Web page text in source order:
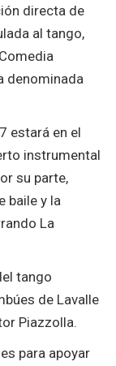
directa de
al tango,
denominada
estará en el
instrumental
su parte,
baile y la
La
tango
de Lavalle
Piazzolla.
para apoyar